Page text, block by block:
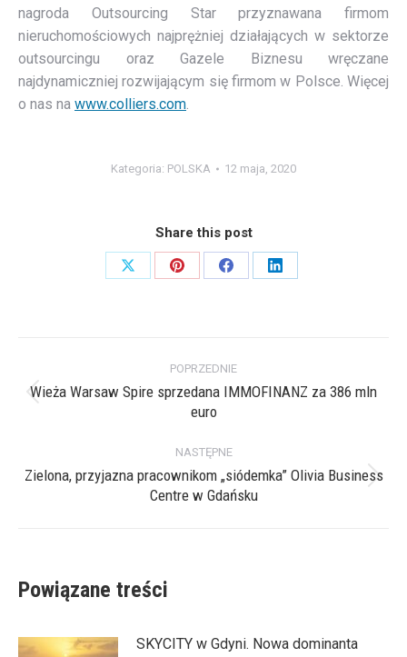
nagroda Outsourcing Star przyznawana firmom
nieruchomościowych najprężniej działających w sektorze
outsourcingu oraz Gazele Biznesu wręczane
najdynamiczniej rozwijającym się firmom w Polsce. Więcej
o nas na www.colliers.com.
Kategoria: POLSKA 12 maja, 2020
Share this post
Share
Share
Share
Share
wpisów
POPRZEDNIE
Poprzedni
Wieża Warsaw Spire sprzedana IMMOFINANZ za 386 mln
euro
NASTĘPNE
Następny
Zielona, przyjazna pracownikom „siódemka” Olivia Business
Centre w Gdańsku
Powiązane treści
SKYCITY w Gdyni. Nowa dominanta